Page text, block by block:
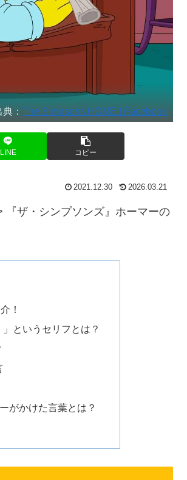
典：The Simpsons HOME | Facebook
LINE コピー
2021.12.30 2026.03.21
『ザ・シンプソンズ』ホーマーの
！
というセリフとは？
がかけた言葉とは？